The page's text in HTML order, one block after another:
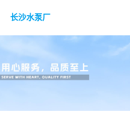
长沙水泵厂